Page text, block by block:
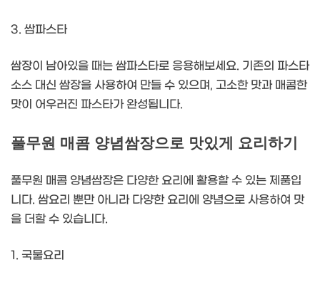
3. 쌈파스타
쌈장이 남아있을 때는 쌈파스타로 응용해보세요. 기존의 파스타
소스 대신 쌈장을 사용하여 만들 수 있으며, 고소한 맛과 매콤한
맛이 어우러진 파스타가 완성됩니다.
풀무원 매콤 양념쌈장으로 맛있게 요리하기
풀무원 매콤 양념쌈장은 다양한 요리에 활용할 수 있는 제품입
니다. 쌈요리 뿐만 아니라 다양한 요리에 양념으로 사용하여 맛
을 더할 수 있습니다.
1. 국물요리